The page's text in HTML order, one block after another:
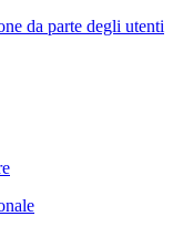
da parte degli utenti